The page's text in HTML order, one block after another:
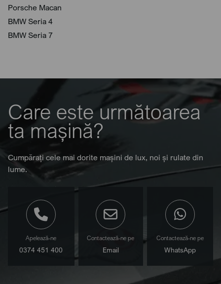
Porsche Macan
BMW Seria 4
BMW Seria 7
Care este următoarea
ta mașină?
Cumpărați cele mai dorite mașini de lux, noi și rulate din
lume.
Apelează-ne
0374 451 400
Contactează-ne pe
Email
Contactează-ne pe
WhatsApp